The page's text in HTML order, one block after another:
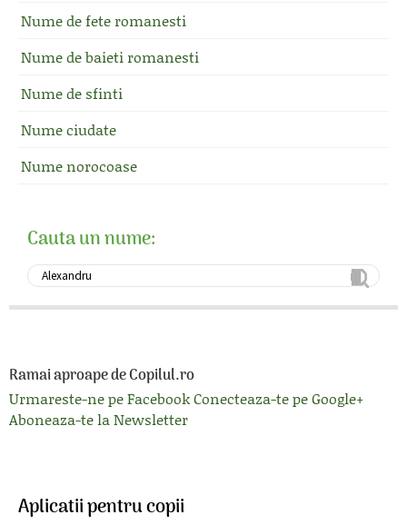
Nume de fete romanesti
Nume de baieti romanesti
Nume de sfinti
Nume ciudate
Nume norocoase
Cauta un nume:
Ramai aproape de Copilul.ro
Urmareste-ne pe FacebookConecteaza-te pe Google+
Aboneaza-te la Newsletter
Aplicatii pentru copii